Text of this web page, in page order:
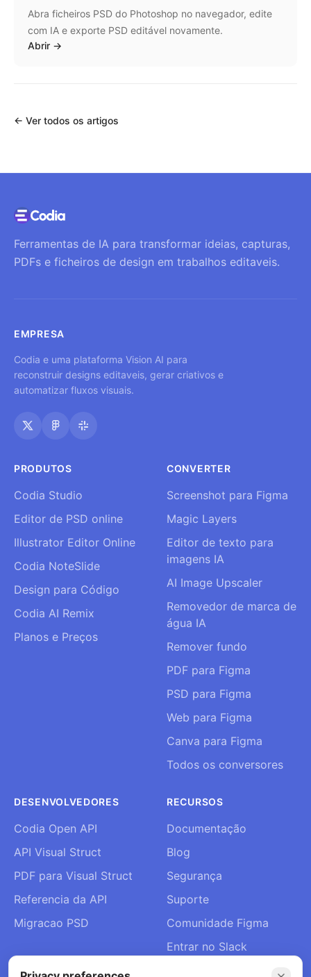
Abra ficheiros PSD do Photoshop no navegador, edite
com IA e exporte PSD editável novamente.
Abrir →
← Ver todos os artigos
Ferramentas de IA para transformar ideias, capturas,
PDFs e ficheiros de design em trabalhos editaveis.
EMPRESA
Codia e uma plataforma Vision AI para
reconstruir designs editaveis, gerar criativos e
automatizar fluxos visuais.
PRODUTOS
Codia Studio
Editor de PSD online
Illustrator Editor Online
Codia NoteSlide
Design para Código
Codia AI Remix
Planos e Preços
CONVERTER
Screenshot para Figma
Magic Layers
Editor de texto para
imagens IA
AI Image Upscaler
Removedor de marca de
água IA
Remover fundo
PDF para Figma
PSD para Figma
Web para Figma
Canva para Figma
Todos os conversores
DESENVOLVEDORES
Codia Open API
API Visual Struct
PDF para Visual Struct
Referencia da API
Migracao PSD
RECURSOS
Documentação
Blog
Segurança
Suporte
Comunidade Figma
Entrar no Slack